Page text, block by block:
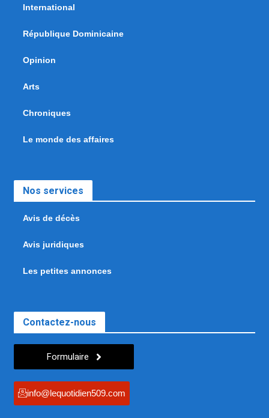
International
République Dominicaine
Opinion
Arts
Chroniques
Le monde des affaires
Nos services
Avis de décès
Avis juridiques
Les petites annonces
Contactez-nous
Formulaire
info@lequotidien509.com